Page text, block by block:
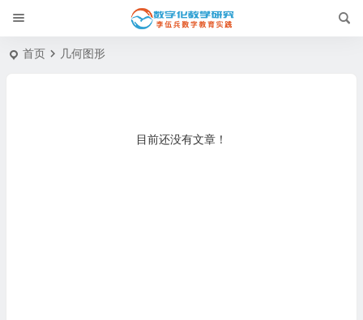
首页 几何图形
目前还没有文章！